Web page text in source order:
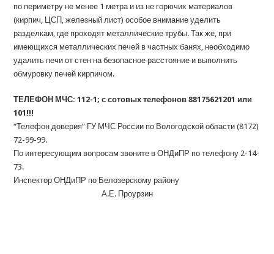
по периметру не менее 1 метра и из не горючих материалов
(кирпич, ЦСП, железный лист) особое внимание уделить
разделкам, где проходят металлические трубы. Так же, при
имеющихся металлических печей в частных банях, необходимо
удалить печи от стен на безопасное расстояние и выполнить
обмуровку печей кирпичом.
ТЕЛЕФОН МЧС: 112-1; с сотовых телефонов 88175621201 или
101!!!
“Телефон доверия” ГУ МЧС России по Вологодской области (8172)
72-99-99.
По интересующим вопросам звоните в ОНДиПР по телефону 2-14-
73.
Инспектор ОНДиПР по Белозерскому району
А.Е. Проурзин